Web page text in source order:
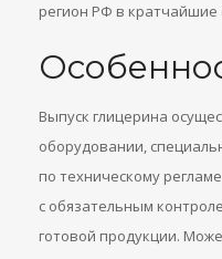
регион РФ в кратчайшие
Выпуск глицерина
оборудовании,
по техническому
с обязательным
готовой продукции.